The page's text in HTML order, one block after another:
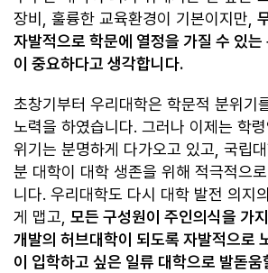
장비, 훌륭한 교육환경이 기본이지만,
자발적으로 학문에 열정을 가질 수 있는
이 중요하다고 생각합니다.
초창기부터 우리대학은 학문적 분위기
노력을 하였습니다. 그러나 이제는 학
위기는 분명하게 다가오고 있고, 국립
분 대학이 대학 생존을 위해 적극적으
니다. 우리대학도 다시 대학 발전 의지
게 맵고, 모든 구성원이 주인의식을 가
개발의 허브대학이 되도록 자발적으로
이 입학하고 싶은 일류 대학으로 발돋